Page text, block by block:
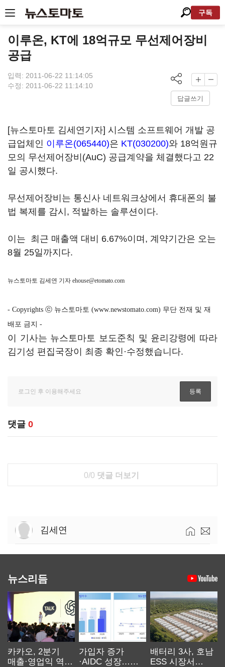
구독
이루온, KT에 18억규모 무선제어장비
공급
입력: 2011-06-22 11:14:05
수정: 2011-06-22 11:14:10
답글쓰기
[뉴스토마토 김세연기자] 시스템 소프트웨어 개발 공
급업체인 이루온(065440)은 KT(030200)와 18억원규
모의 무선제어장비(AuC) 공급계약을 체결했다고 22
일 공시했다.
무선제어장비는 통신사 네트워크상에서 휴대폰의 불
법 복제를 감시, 적발하는 솔루션이다.
이는 최근 매출액 대비 6.67%이며, 계약기간은 오는
8월 25일까지다.
뉴스토마토 김세연 기자 ehouse@etomato.com
- Copyrights ⓒ 뉴스토마토 (www.newstomato.com) 무단 전재 및 재
배포 금지 -
이 기사는 뉴스토마토 보도준칙 및 윤리강령에 따라
김기성 편집국장이 최종 확인·수정했습니다.
댓글 0
0/0 댓글 더보기
김세연
뉴스리듬
카카오, 2분기
매출·영업익 역대
가입자 증가
·AIDC 성장…
배터리 3사, 호남
ESS 시장서